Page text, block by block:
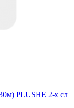
PLUSHE 2-х сл